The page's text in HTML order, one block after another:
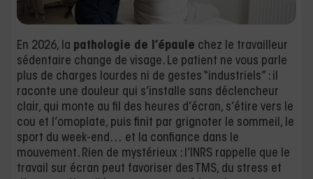
En 2026, la pathologie de l’épaule chez le travailleur
sédentaire change de visage. Le patient ne vous parle
plus de charges lourdes ni de gestes “industriels” : il
raconte une douleur qui s’installe sans déclencheur
clair, qui monte au fil des heures d’écran, s’étire vers le
cou et l’omoplate, puis finit par grignoter le sommeil, le
sport du week-end… et la confiance dans le
mouvement. Rien de mystérieux : l’INRS rappelle que le
travail sur écran peut favoriser des TMS, du stress et